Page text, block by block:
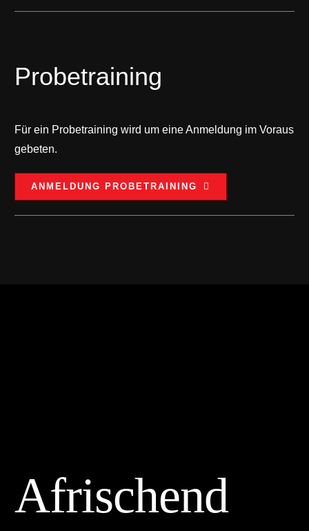
Probetraining
Für ein Probetraining wird um eine Anmeldung im Voraus
gebeten.
ANMELDUNG PROBETRAINING
Afrischend